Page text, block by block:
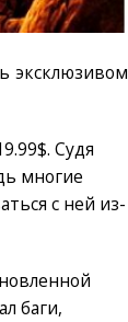
эксклюзивом
Судя
многие
с ней из-
баги,